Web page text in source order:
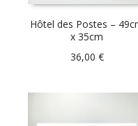
Hôtel des Postes –
x 35cm
36,00 €